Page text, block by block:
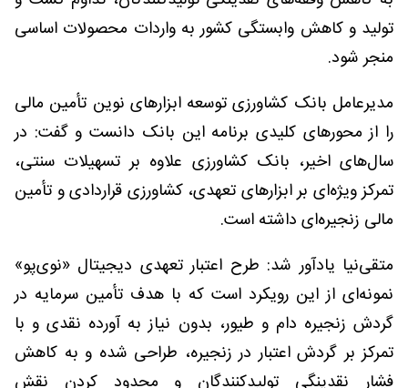
تولید و کاهش وابستگی کشور به واردات محصولات اساسی
منجر شود.
مدیرعامل بانک کشاورزی توسعه ابزارهای نوین تأمین مالی
را از محورهای کلیدی برنامه این بانک دانست و گفت: در
سال‌های اخیر، بانک کشاورزی علاوه بر تسهیلات سنتی،
تمرکز ویژه‌ای بر ابزارهای تعهدی، کشاورزی قراردادی و تأمین
مالی زنجیره‌ای داشته است.
متقی‌نیا یادآور شد: طرح اعتبار تعهدی دیجیتال «نوی‌پو»
نمونه‌ای از این رویکرد است که با هدف تأمین سرمایه در
گردش زنجیره دام و طیور، بدون نیاز به آورده نقدی و با
تمرکز بر گردش اعتبار در زنجیره، طراحی شده و به کاهش
فشار نقدینگی تولیدکنندگان و محدود کردن نقش